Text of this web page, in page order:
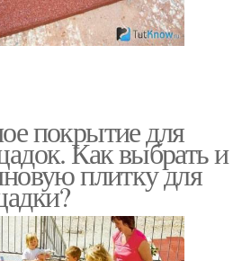
покрытие для
Как выбрать и
плитку для